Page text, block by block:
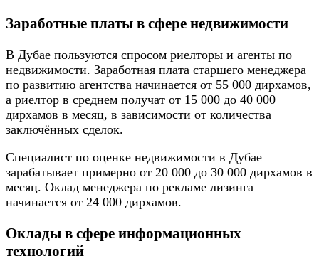
Заработные платы в сфере недвижимости
В Дубае пользуются спросом риелторы и агенты по
недвижимости. Заработная плата старшего менеджера
по развитию агентства начинается от 55 000 дирхамов,
а риелтор в среднем получат от 15 000 до 40 000
дирхамов в месяц, в зависимости от количества
заключённых сделок.
Специалист по оценке недвижимости в Дубае
зарабатывает примерно от 20 000 до 30 000 дирхамов в
месяц. Оклад менеджера по рекламе лизинга
начинается от 24 000 дирхамов.
Оклады в сфере информационных
технологий